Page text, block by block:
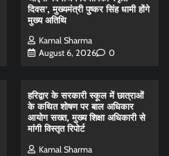
दिवस’, मुख्यमंत्री पुष्कर सिंह धामी होंगे
मुख्य अतिथि
Kamal Sharma
August 6, 2026
0
हरिद्वार के सरकारी स्कूल में छात्राओं
के कथित शोषण पर बाल अधिकार
आयोग सख्त, मुख्य शिक्षा अधिकारी से
मांगी विस्तृत रिपोर्ट
Kamal Sharma